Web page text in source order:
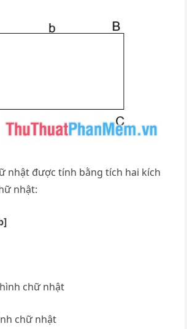
nhật được tính bằng tích hai kích
nhật:
chữ nhật
chữ nhật